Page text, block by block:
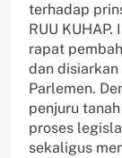
terhadap
RUU
rapat
dan
Parlemen.
penjuru
proses
sekaligus